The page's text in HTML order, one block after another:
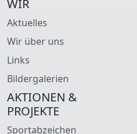
WIR
Aktuelles
Wir über uns
Links
Bildergalerien
AKTIONEN &
PROJEKTE
Sportabzeichen